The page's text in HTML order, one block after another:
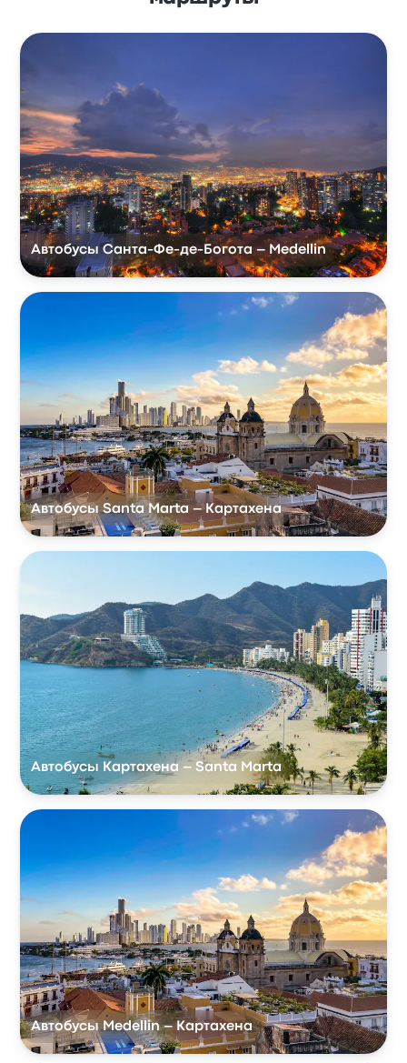
Автобусы Санта-Фе-де-Богота – Medellin
Автобусы Santa Marta – Картахена
Автобусы Картахена – Santa Marta
Автобусы Medellin – Картахена